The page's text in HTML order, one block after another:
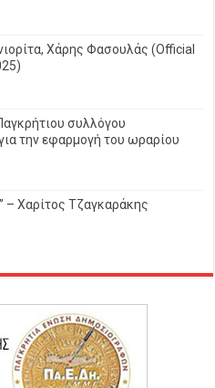
Χάρης Φασουλάς (Official
συλλόγου
την εφαρμογή του ωραρίου
– Χαρίτος Τζαγκαράκης